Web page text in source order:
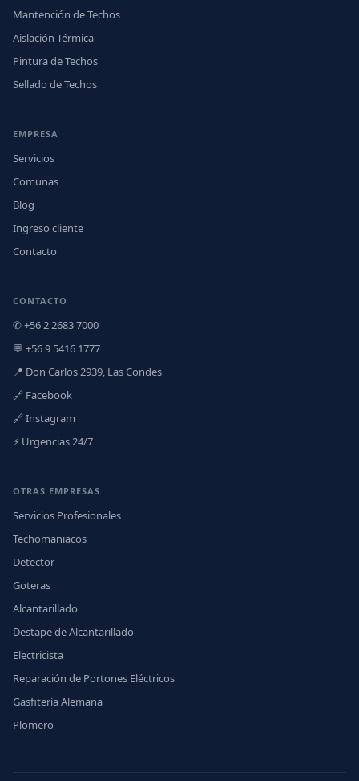
Mantención de Techos
Aislación Térmica
Pintura de Techos
Sellado de Techos
EMPRESA
Servicios
Comunas
Blog
Ingreso cliente
Contacto
CONTACTO
✆ +56 2 2683 7000
💬 +56 9 5416 1777
📍 Don Carlos 2939, Las Condes
🔗 Facebook
🔗 Instagram
⚡ Urgencias 24/7
OTRAS EMPRESAS
Servicios Profesionales
Techomaniacos
Detector
Goteras
Alcantarillado
Destape de Alcantarillado
Electricista
Reparación de Portones Eléctricos
Gasfitería Alemana
Plomero